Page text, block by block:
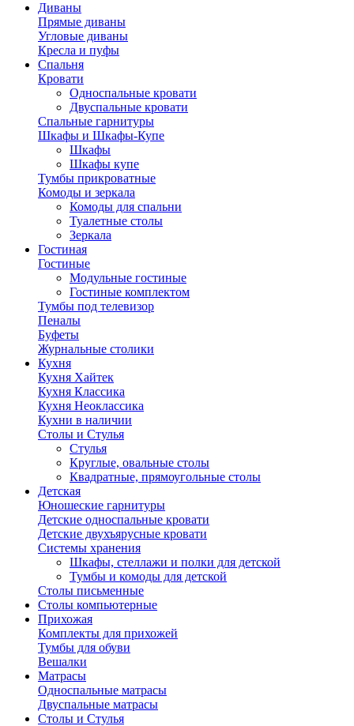
Диваны
Прямые диваны
Угловые диваны
Кресла и пуфы
Спальня
Кровати
Односпальные кровати
Двуспальные кровати
Спальные гарнитуры
Шкафы и Шкафы-Купе
Шкафы
Шкафы купе
Тумбы прикроватные
Комоды и зеркала
Комоды для спальни
Туалетные столы
Зеркала
Гостиная
Гостиные
Модульные гостиные
Гостиные комплектом
Тумбы под телевизор
Пеналы
Буфеты
Журнальные столики
Кухня
Кухня Хайтек
Кухня Классика
Кухня Неоклассика
Кухни в наличии
Столы и Стулья
Стулья
Круглые, овальные столы
Квадратные, прямоугольные столы
Детская
Юношеские гарнитуры
Детские односпальные кровати
Детские двухъярусные кровати
Системы хранения
Шкафы, стеллажи и полки для детской
Тумбы и комоды для детской
Столы письменные
Столы компьютерные
Прихожая
Комплекты для прихожей
Тумбы для обуви
Вешалки
Матрасы
Односпальные матрасы
Двуспальные матрасы
Столы и Стулья